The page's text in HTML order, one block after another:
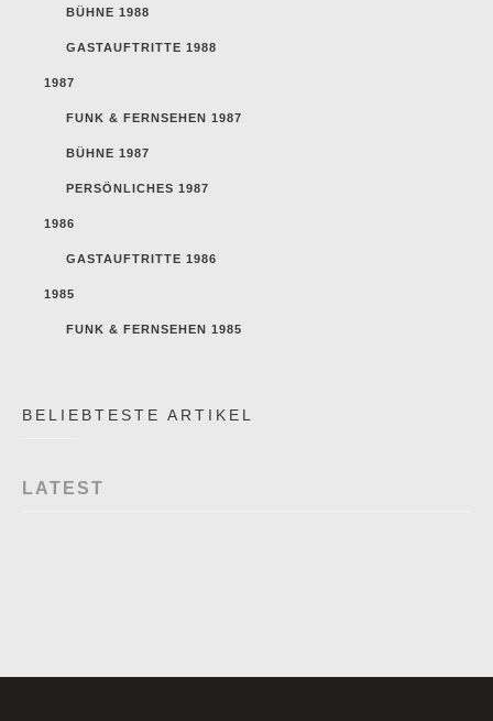
BÜHNE 1988
GASTAUFTRITTE 1988
1987
FUNK & FERNSEHEN 1987
BÜHNE 1987
PERSÖNLICHES 1987
1986
GASTAUFTRITTE 1986
1985
FUNK & FERNSEHEN 1985
BELIEBTESTE ARTIKEL
LATEST